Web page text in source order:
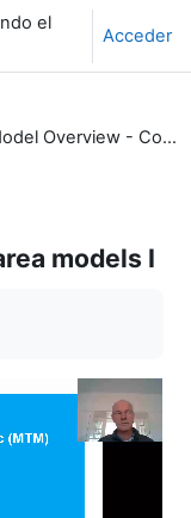
el
Acceder
Model Overview - Coastal area models I
models I